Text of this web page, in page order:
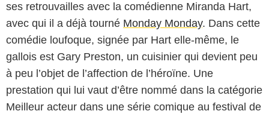
ses retrouvailles avec la comédienne Miranda Hart,
avec qui il a déjà tourné Monday Monday. Dans cette
comédie loufoque, signée par Hart elle-même, le
gallois est Gary Preston, un cuisinier qui devient peu
à peu l’objet de l’affection de l’héroïne. Une
prestation qui lui vaut d’être nommé dans la catégorie
Meilleur acteur dans une série comique au festival de
BBC (British Broadcasting Corporation)